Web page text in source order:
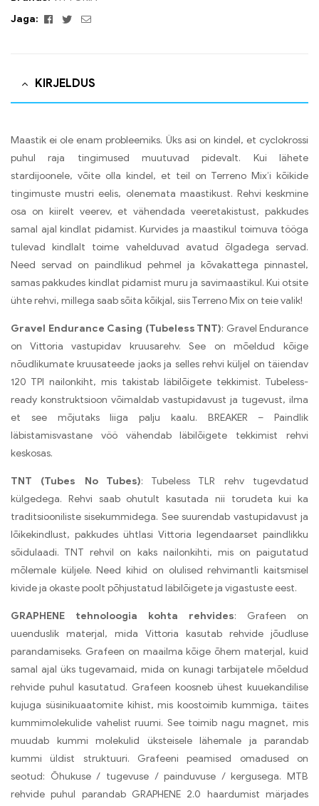
Jaga:
Facebook
TwitterEmail
KIRJELDUS
Maastik ei ole enam probleemiks. Üks asi on kindel, et cyclokrossi
puhul raja tingimused muutuvad pidevalt. Kui lähete
stardijoonele, võite olla kindel, et teil on Terreno Mix’i kõikide
tingimuste mustri eelis, olenemata maastikust. Rehvi keskmine
osa on kiirelt veerev, et vähendada veeretakistust, pakkudes
samal ajal kindlat pidamist. Kurvides ja maastikul toimuva tööga
tulevad kindlalt toime vahelduvad avatud õlgadega servad.
Need servad on paindlikud pehmel ja kõvakattega pinnastel,
samas pakkudes kindlat pidamist muru ja savimaastikul. Kui otsite
ühte rehvi, millega saab sõita kõikjal, siis Terreno Mix on teie valik!
Gravel Endurance Casing (Tubeless TNT): Gravel Endurance
on Vittoria vastupidav kruusarehv. See on mõeldud kõige
nõudlikumate kruusateede jaoks ja selles rehvi küljel on täiendav
120 TPI nailonkiht, mis takistab läbilõigete tekkimist. Tubeless-
ready konstruktsioon võimaldab vastupidavust ja tugevust, ilma
et see mõjutaks liiga palju kaalu. BREAKER – Paindlik
läbistamisvastane vöö vähendab läbilõigete tekkimist rehvi
keskosas.
TNT (Tubes No Tubes): Tubeless TLR rehv tugevdatud
külgedega. Rehvi saab ohutult kasutada nii torudeta kui ka
traditsiooniliste sisekummidega. See suurendab vastupidavust ja
lõikekindlust, pakkudes ühtlasi Vittoria legendaarset paindlikku
sõidulaadi. TNT rehvil on kaks nailonkihti, mis on paigutatud
mõlemale küljele. Need kihid on olulised rehvimantli kaitsmisel
kivide ja okaste poolt põhjustatud läbilõigete ja vigastuste eest.
GRAPHENE tehnoloogia kohta rehvides: Grafeen on
uuenduslik materjal, mida Vittoria kasutab rehvide jõudluse
parandamiseks. Grafeen on maailma kõige õhem materjal, kuid
samal ajal üks tugevamaid, mida on kunagi tarbijatele mõeldud
rehvide puhul kasutatud. Grafeen koosneb ühest kuuekandilise
kujuga süsinikuaatomite kihist, mis koostoimib kummiga, täites
kummimolekulide vahelist ruumi. See toimib nagu magnet, mis
muudab kummi molekulid üksteisele lähemale ja parandab
kummi üldist struktuuri. Grafeeni peamised omadused on
seotud: Õhukuse / tugevuse / painduvuse / kergusega. MTB
rehvide puhul parandab GRAPHENE 2.0 haardumist märjades